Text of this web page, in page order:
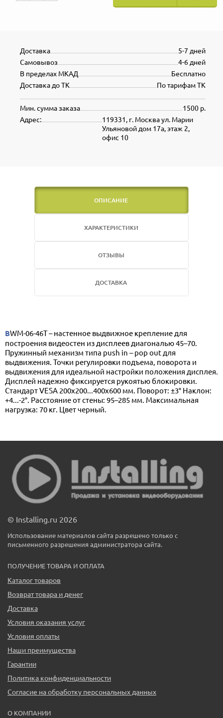
5-7 дней
Доставка
4-6 дней
Самовывоз
Бесплатно
В пределах МКАД
По тарифам ТК
Доставка до ТК
1500 р.
Мин. сумма заказа
119331, г. Москва ул. Марии
Ульяновой дом 17а, этаж 2,
офис 10
Адрес:
ОПИСАНИЕ
ХАРАКТЕРИСТИКИ
ОТЗЫВЫ
ДОСТАВКА
BWM-06-46T – настенное выдвижное крепление для
построения видеостен из дисплеев диагональю 45–70.
Пружинный механизм типа push in – pop out для
выдвижения. Точки регулировки подъема, поворота и
выдвижения для идеальной настройки положения дисплея.
Дисплей надежно фиксируется рукоятью блокировки.
Стандарт VESA 200x200...400x600 мм. Поворот: ±3° Наклон:
+4...-2°. Расстояние от стены: 95–285 мм. Максимальная
нагрузка: 70 кг. Цвет черный.
© Installing.ru 2026
Использование материалов сайта разрешено только с
письменного разрешения администратора сайта.
ПОЛУЧЕНИЕ ТОВАРА И ОПЛАТА
Каталог товаров
Возврат товара и денег
Доставка
Условия оказания услуг
Условия оплаты
Наши преимущества
Гарантии
Политика конфиденциальности
Согласие на обработку персональных данных
О КОМПАНИИ